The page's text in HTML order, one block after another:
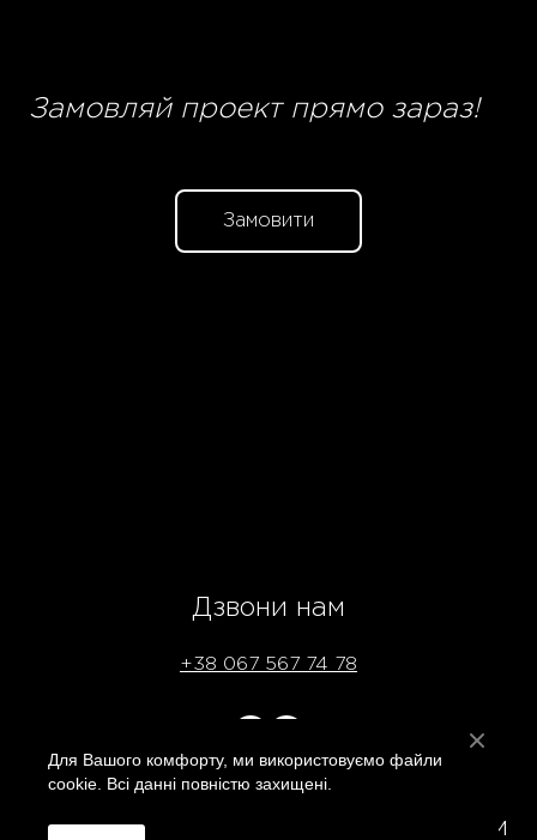
Замовляй проект прямо зараз!
Замовити
Дзвони нам
+38 067 567 74 78
Приходь у шоурум
Для Вашого комфорту, ми використовуємо файли
cookie. Всі данні повністю захищені.